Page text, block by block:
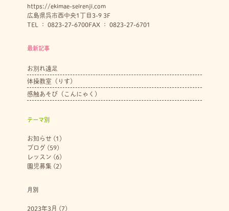
https://ekimae-seirenji.com
広島県呉市西中央1丁目3-9 3F
TEL ： 0823-27-6700FAX ： 0823-27-6701
最新記事
お別れ遠足
体操教室（りす）
感触あそび（こんにゃく）
テーマ別
お知らせ(1)
ブログ (59)
レッスン (6)
園児募集 (2)
月別
2023年3月 (7)